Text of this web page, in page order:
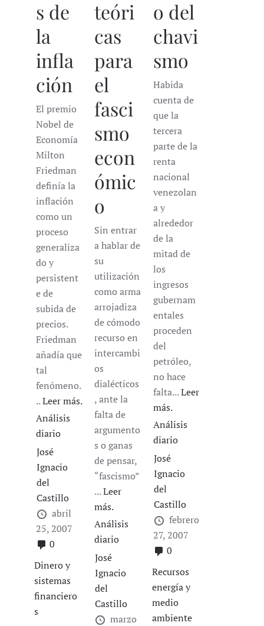
s de
la
infla
ción
El premio
Nobel de
Economía
Milton
Friedman
definía la
inflación
como un
proceso
generaliza
do y
persistent
e de
subida de
precios.
Friedman
añadía que
tal
fenómeno.
..Leer más.
Análisis
diario
José
Ignacio
del
Castillo
abril
25, 2007
0
Dinero y
sistemas
financiero
s
teóri
cas
para
el
fasci
smo
econ
ómic
o
Sin entrar
a hablar de
su
utilización
como arma
arrojadiza
de cómodo
recurso en
intercambi
os
dialécticos
, ante la
falta de
argumento
s o ganas
de pensar,
“fascismo”
...Leer
más.
Análisis
diario
José
Ignacio
del
Castillo
marzo
o del
chavi
smo
Habida
cuenta de
que la
tercera
parte de la
renta
nacional
venezolan
a y
alrededor
de la
mitad de
los
ingresos
gubernam
entales
proceden
del
petróleo,
no hace
falta...Leer
más.
Análisis
diario
José
Ignacio
del
Castillo
febrero
27, 2007
0
Recursos
energía y
medio
ambiente